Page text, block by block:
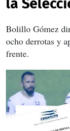
la
Bolillo Gómez
ocho derrotas y
frente.